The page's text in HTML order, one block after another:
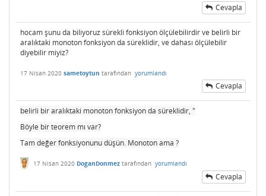
Cevapla
hocam şunu da biliyoruz sürekli fonksiyon ölçülebilirdir ve belirli bir
aralıktaki monoton fonksiyon da süreklidir, ve dahası ölçülebilir
diyebilir miyiz?
17 Nisan 2020 sametoytun tarafından yorumlandı
Cevapla
belirli bir aralıktaki monoton fonksiyon da süreklidir, "
Böyle bir teorem mı var?
Tam değer fonksiyonunu düşün. Monoton ama ?
17 Nisan 2020 DoganDonmez tarafından yorumlandı
Cevapla